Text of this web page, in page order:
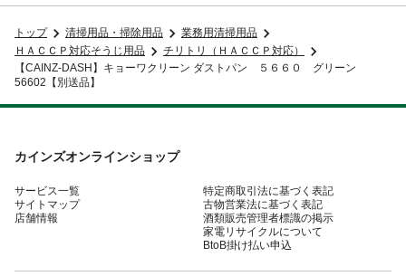
トップ 清掃用品・掃除用品
業務用清掃用品
ＨＡＣＣＰ対応そうじ用品
チリトリ（ＨＡＣＣＰ対応）
【CAINZ-DASH】キョーワクリーン ダストパン ５６６０ グリーン
56602【別送品】
カインズオンラインショップ
サービス一覧
サイトマップ
店舗情報
特定商取引法に基づく表記
古物営業法に基づく表記
酒類販売管理者標識の掲示
家電リサイクルについて
BtoB掛け払い申込